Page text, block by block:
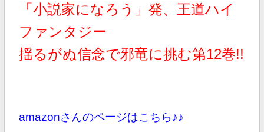
「小説家になろう」発、王道ハイ
ファンタジー
揺るがぬ信念で邪竜に挑む第12巻!!
amazonさんのページはこちら♪♪